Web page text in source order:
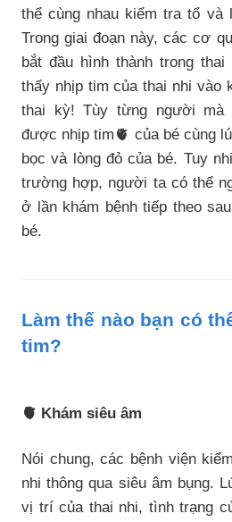
thể cùng nhau kiểm tra tổ và
Trong giai đoạn này, các cơ
bắt đầu hình thành trong
thấy nhịp tim của thai nhi vào
thai kỳ! Tùy từng người mà
được nhịp tim🫀 của bé cùng
bọc và lòng đỏ của bé. Tuy
trường hợp, người ta có thể
ở lần khám bệnh tiếp theo
bé.
Làm thế nào bạn có
tim?
🫀 Khám siêu âm
Nói chung, các bệnh viện
nhi thông qua siêu âm bụng.
vị trí của thai nhi, tình trạng